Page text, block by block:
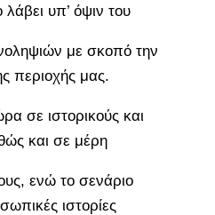
υπ’ όψιν του
με σκοπό την
περιοχής μας.
σε ιστορικούς και
και σε μέρη
ενώ το σενάριο
ιστορίες